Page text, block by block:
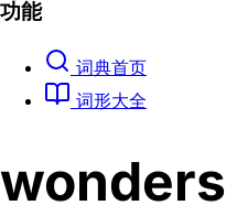
功能
词典首页
词形大全
wonders